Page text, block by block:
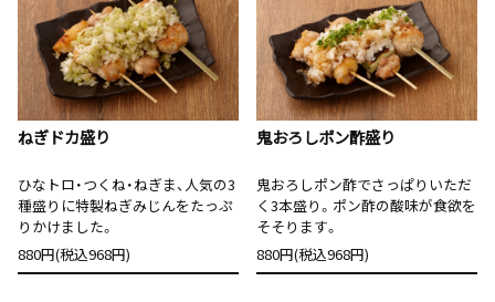
ねぎドカ盛り
ひなトロ・つくね・ねぎま、人気の3
種盛りに特製ねぎみじんをたっぷ
りかけました。
880円(税込968円)
鬼おろしポン酢盛り
鬼おろしポン酢でさっぱりいただ
く3本盛り。ポン酢の酸味が食欲を
そそります。
880円(税込968円)